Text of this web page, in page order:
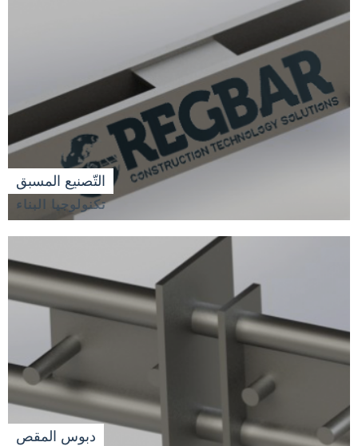
التّصنيع المسبق
تكنولوجيا البناء
دبوس المقص